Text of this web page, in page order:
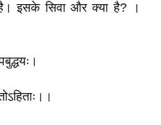
इसके सिवा और क्या है? ।